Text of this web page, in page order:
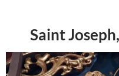
Saint